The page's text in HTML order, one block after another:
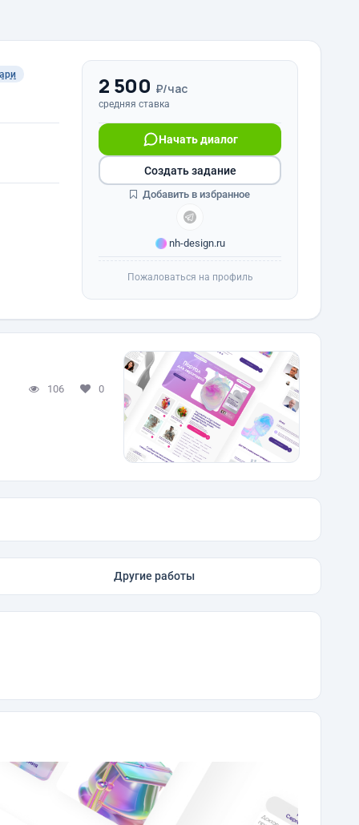
2 500 ₽/час
средняя ставка
Начать диалог
nh-design.ru
Создать задание
Добавить в избранное
Пожаловаться на профиль
106 0
Другие работы